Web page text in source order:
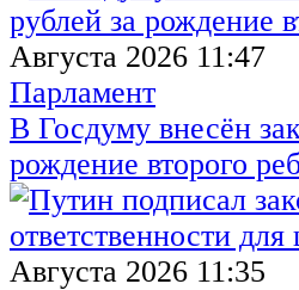
Августа 2026 11:47
Парламент
В Госдуму внесён
рождение второго
Августа 2026 11:35